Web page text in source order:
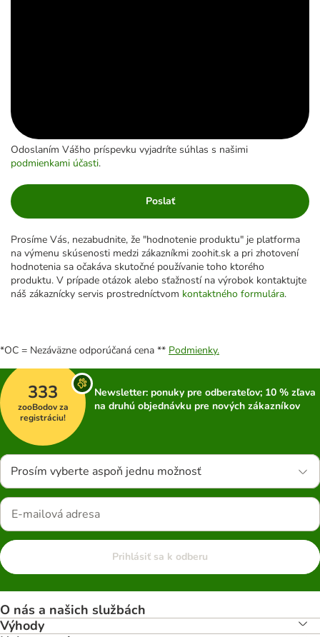
Odoslaním Vášho príspevku vyjadríte súhlas s našimi
podmienkami účasti.
Poslať
Prosíme Vás, nezabudnite, že "hodnotenie produktu" je platforma
na výmenu skúsenosti medzi zákazníkmi zoohit.sk a pri zhotovení
hodnotenia sa očakáva skutočné používanie toho ktorého
produktu. V prípade otázok alebo sťažností na výrobok kontaktujte
náš zákaznícky servis prostredníctvom kontaktného formulára.
*OC = Nezáväzne odporúčaná cena ** Podmienky.
333
zooBodov za
registráciu!
Newsletter: ponuky pre odberateľov; 10 % zľava
na druhú objednávku pre nových zákazníkov
Prosím vyberte aspoň jednu možnosť
Prihlásiť sa k odberu
O nás a našich službách
Výhody